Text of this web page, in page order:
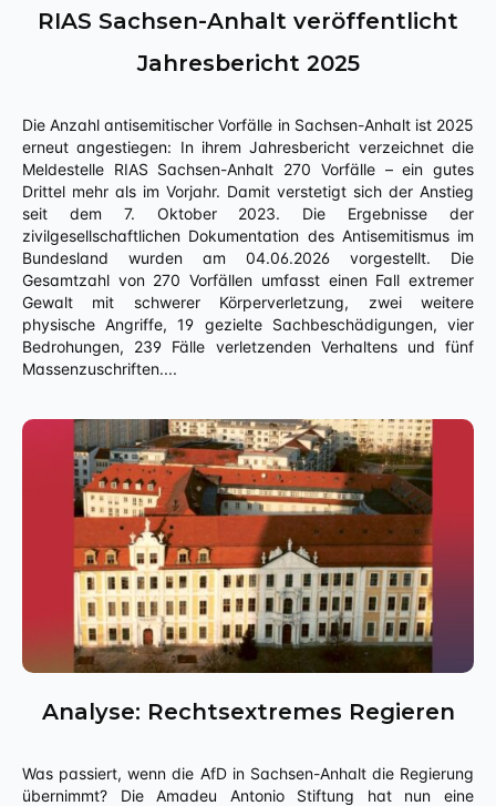
RIAS Sachsen-Anhalt veröffentlicht
Jahresbericht 2025
Die Anzahl antisemitischer Vorfälle in Sachsen-Anhalt ist 2025
erneut angestiegen: In ihrem Jahresbericht verzeichnet die
Meldestelle RIAS Sachsen-Anhalt 270 Vorfälle – ein gutes
Drittel mehr als im Vorjahr. Damit verstetigt sich der Anstieg
seit dem 7. Oktober 2023. Die Ergebnisse der
zivilgesellschaftlichen Dokumentation des Antisemitismus im
Bundesland wurden am 04.06.2026 vorgestellt. Die
Gesamtzahl von 270 Vorfällen umfasst einen Fall extremer
Gewalt mit schwerer Körperverletzung, zwei weitere
physische Angriffe, 19 gezielte Sachbeschädigungen, vier
Bedrohungen, 239 Fälle verletzenden Verhaltens und fünf
Massenzuschriften....
Analyse: Rechtsextremes Regieren
Was passiert, wenn die AfD in Sachsen-Anhalt die Regierung
übernimmt? Die Amadeu Antonio Stiftung hat nun eine